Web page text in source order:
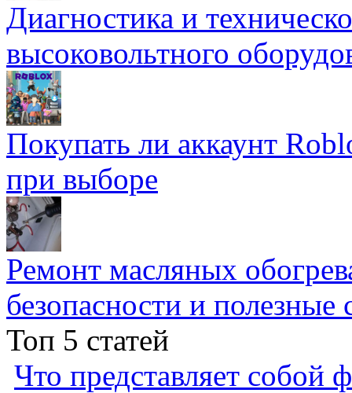
Диагностика и
высоковольтного
Покупать ли аккаунт
при выборе
Ремонт масляных
безопасности и полезные
Топ 5 статей
Что представляет собой